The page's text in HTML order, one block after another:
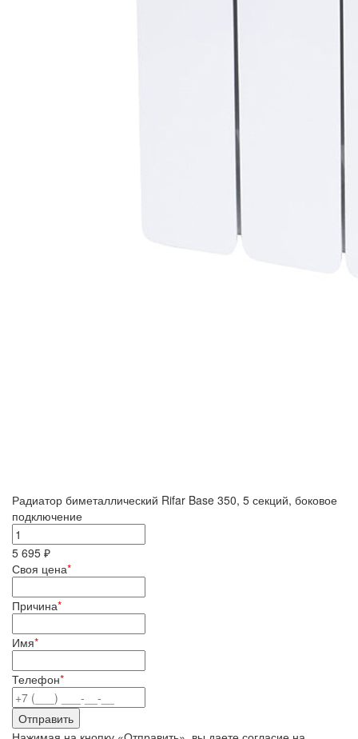
Радиатор биметаллический Rifar Base 350, 5 секций, боковое
подключение
5 695 ₽
Своя цена*
Причина*
Имя*
Телефон*